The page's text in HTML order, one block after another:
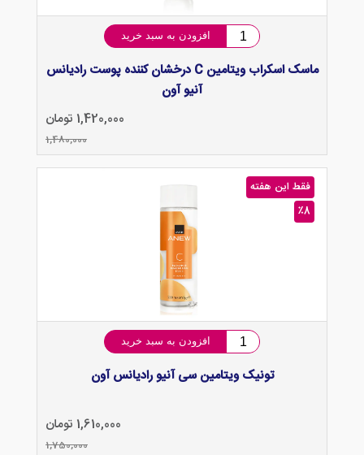
افزودن به سبد خرید
ماسک اسکراب ویتامین C درخشان کننده پوست رادیانس
آنیو آون
1,420,000 تومان
1,480,000
٪8
فقط این هفته
افزودن به سبد خرید
تونیک ویتامین سی آنیو رادیانس آون
1,610,000 تومان
1,750,000